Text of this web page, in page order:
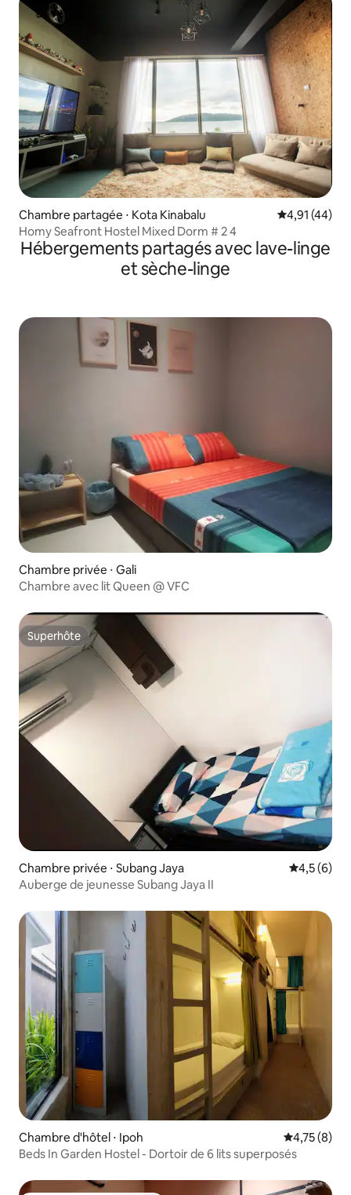
Chambre partagée ⋅ Kota Kinabalu Évaluation
4,91 (44)
Homy Seafront Hostel Mixed Dorm # 2 4
Hébergements partagés avec lave-linge
et sèche-linge
Chambre privée ⋅ Gali
Chambre avec lit Queen @ VFC
Superhôte
Superhôte
Chambre privée ⋅ Subang Jaya Évaluation
4,5 (6)
Auberge de jeunesse Subang Jaya II
Chambre d'hôtel ⋅ Ipoh Évaluation
4,75 (8)
Beds In Garden Hostel - Dortoir de 6 lits superposés